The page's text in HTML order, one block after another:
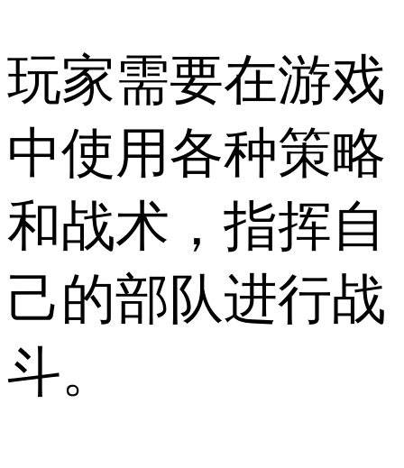
玩家需要在游戏
中使用各种策略
和战术，指挥自
己的部队进行战
斗。